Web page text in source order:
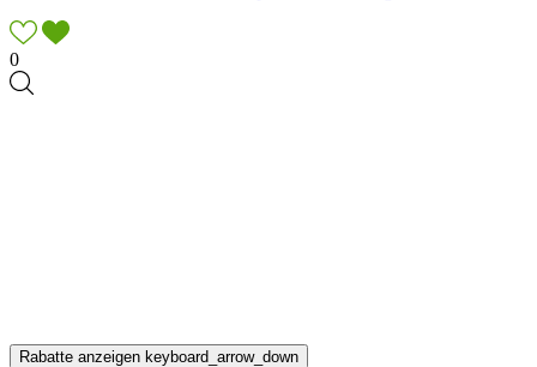
0
Rabatte anzeigen keyboard_arrow_down